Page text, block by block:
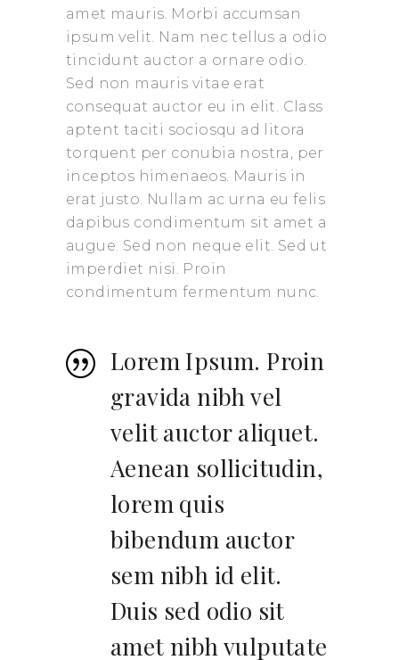
amet mauris. Morbi accumsan
ipsum velit. Nam nec tellus a odio
tincidunt auctor a ornare odio.
Sed non mauris vitae erat
consequat auctor eu in elit. Class
aptent taciti sociosqu ad litora
torquent per conubia nostra, per
inceptos himenaeos. Mauris in
erat justo. Nullam ac urna eu felis
dapibus condimentum sit amet a
augue. Sed non neque elit. Sed ut
imperdiet nisi. Proin
condimentum fermentum nunc.
Lorem Ipsum. Proin
gravida nibh vel
velit auctor aliquet.
Aenean sollicitudin,
lorem quis
bibendum auctor
sem nibh id elit.
Duis sed odio sit
amet nibh vulputate